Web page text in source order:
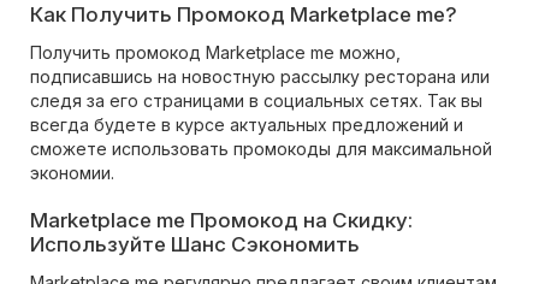
Как Получить Промокод Marketplace me?
Получить промокод Marketplace me можно,
подписавшись на новостную рассылку ресторана или
следя за его страницами в социальных сетях. Так вы
всегда будете в курсе актуальных предложений и
сможете использовать промокоды для максимальной
экономии.
Marketplace me Промокод на Скидку:
Используйте Шанс Сэкономить